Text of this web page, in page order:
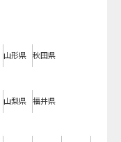
山形県 秋田県
山梨県 福井県